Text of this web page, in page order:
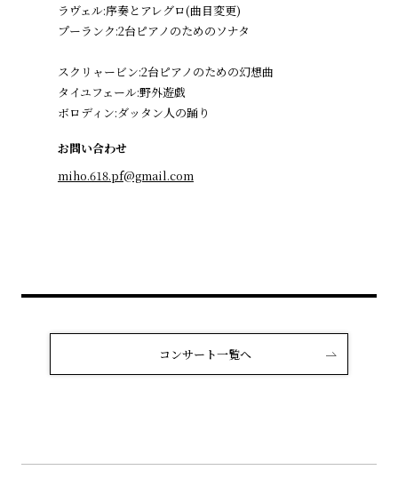
ラヴェル:序奏とアレグロ(曲目変更)
プーランク:2台ピアノのためのソナタ
スクリャービン:2台ピアノのための幻想曲
タイユフェール:野外遊戯
ボロディン:ダッタン人の踊り
お問い合わせ
miho.618.pf@gmail.com
コンサート一覧へ